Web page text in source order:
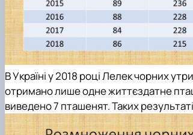
В Україні у 2018 році Лелек чорних
отримано лише одне життєздатне
виведено 7 пташенят. Таких